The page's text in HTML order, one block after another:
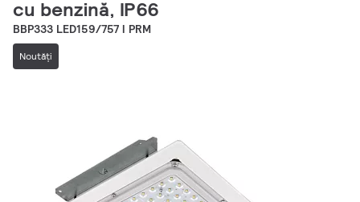
cu benzină, IP66
BBP333 LED159/757 I PRM
Noutăţi